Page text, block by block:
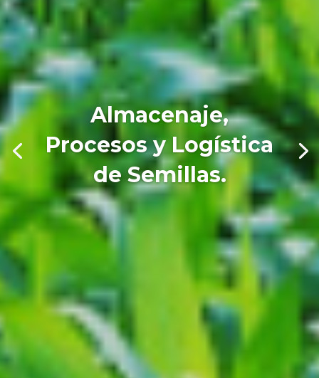
Almacenaje,
Procesos y Logística
de Semillas.